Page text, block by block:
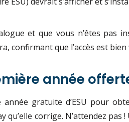
et que vous n’êtes pas
que l’accès est bien
année
gratuite d’ESU pour
corrige. N’attendez